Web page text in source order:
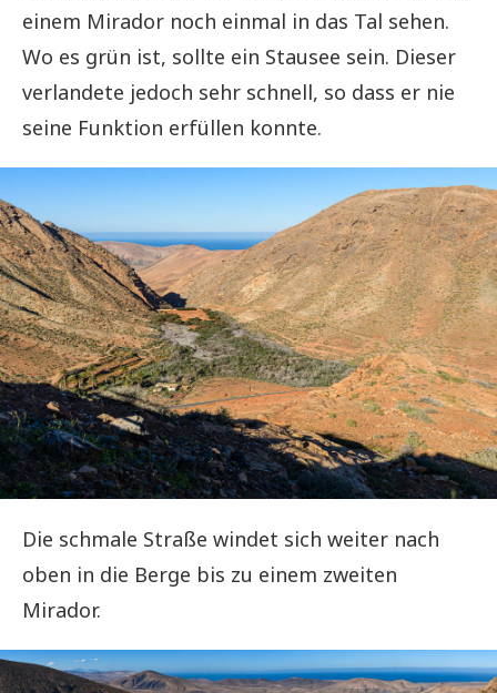
einem Mirador noch einmal in das Tal sehen.
Wo es grün ist, sollte ein Stausee sein. Dieser
verlandete jedoch sehr schnell, so dass er nie
seine Funktion erfüllen konnte.
Die schmale Straße windet sich weiter nach
oben in die Berge bis zu einem zweiten
Mirador.